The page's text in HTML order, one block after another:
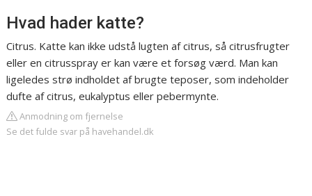
Hvad hader katte?
Citrus. Katte kan ikke udstå lugten af citrus, så citrusfrugter
eller en citrusspray er kan være et forsøg værd. Man kan
ligeledes strø indholdet af brugte teposer, som indeholder
dufte af citrus, eukalyptus eller pebermynte.
Anmodning om fjernelse
Se det fulde svar på havehandel.dk